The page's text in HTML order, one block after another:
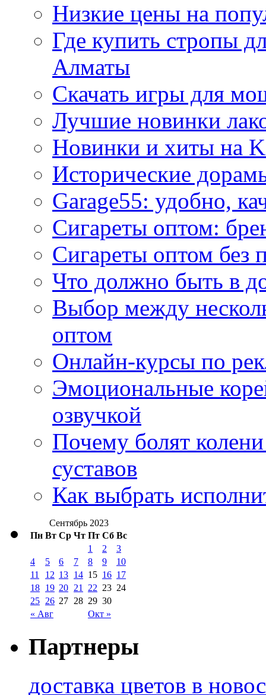
Низкие цены на
Где купить стропы
Алматы
Скачать игры для
Лучшие новинки
Новинки и хиты на
Исторические
Garage55: удобно,
Сигареты оптом:
Сигареты оптом без
Что должно быть в
Выбор между
оптом
Онлайн-курсы по
Эмоциональные
озвучкой
Почему болят
суставов
Как выбрать
Сентябрь 2023
Пн Вт Ср Чт Пт Сб Вс
« Авг Окт »
1 2
3
4
5 6 7 8 9
10
11
12 13 14 15 16 17
18 19 20 21 22 23 24
25 26 27 28 29 30
Партнеры
доставка цветов в